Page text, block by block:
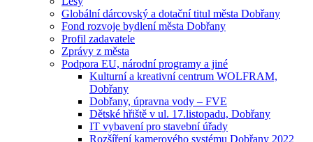
Globální dárcovský a dotační titul města Dobřany
Fond rozvoje bydlení města Dobřany
Profil zadavatele
Zprávy z města
Podpora EU, národní programy a jiné
Kulturní a kreativní centrum WOLFRAM,
Dobřany
Dobřany, úpravna vody – FVE
Dětské hřiště v ul. 17.listopadu, Dobřany
IT vybavení pro stavební úřady
Rozšíření kamerového systému Dobřany 2022